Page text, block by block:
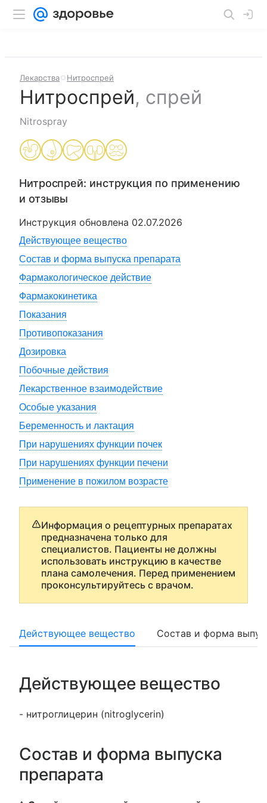
Лекарства Нитроспрей
Нитроспрей, спрей
Nitrospray
Нитроспрей: инструкция по применению
и отзывы
Инструкция обновлена 02.07.2026
Действующее вещество
Состав и форма выпуска препарата
Фармакологическое действие
Фармакокинетика
Показания
Противопоказания
Дозировка
Побочные действия
Лекарственное взаимодействие
Особые указания
Беременность и лактация
При нарушениях функции почек
При нарушениях функции печени
Применение в пожилом возрасте
Информация о рецептурных препаратах
предназначена только для
специалистов. Пациенты не должны
использовать инструкцию в качестве
плана самолечения. Перед применением
проконсультируйтесь с врачом.
Действующее вещество Состав и форма
Действующее вещество
- нитроглицерин (nitroglycerin)
Состав и форма выпуска
препарата